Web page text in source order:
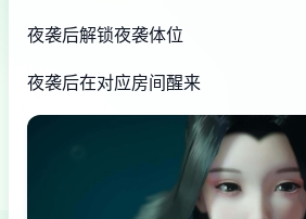
夜袭后解锁夜袭体位
夜袭后在对应房间醒来